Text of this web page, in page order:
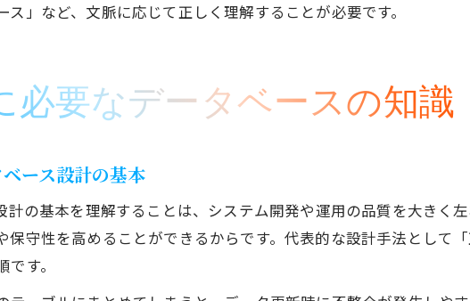
」など、文脈に応じて正しく理解することが必要です。
必要なデータベースの知識
ース設計の基本
の基本を理解することは、システム開発や運用の品質を大きく
保守性を高めることができるからです。代表的な設計手法として
す。